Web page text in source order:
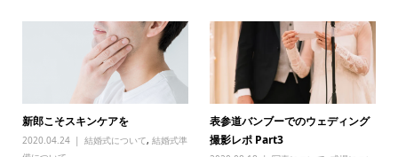
新郎こそスキンケアを
2020.04.24 結婚式について, 結婚式準
表参道バンブーでのウェディング
撮影レポ Part3